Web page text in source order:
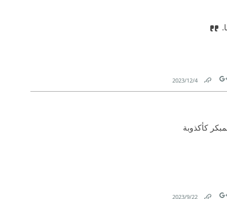
Link
4‏/12‏/2023
كأكذوبة
22‏/9‏/2023